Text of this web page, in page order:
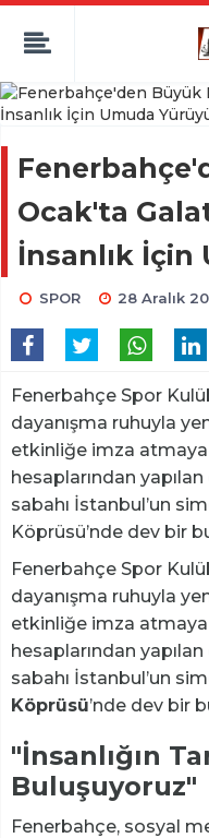
Ocak'ta
İnsanlık İçin
SPOR 28 Aralık
Fenerbahçe Spor
dayanışma ruhuyla
etkinliğe imza atmaya
hesaplarından
sabahı İstanbul’un
Köprüsü’nde dev bir
Fenerbahçe Spor
dayanışma ruhuyla
etkinliğe imza atmaya
hesaplarından
sabahı İstanbul’un
Köprüsü’nde dev bir
"İnsanlığın
Buluşuyoruz"
Fenerbahçe, sosyal